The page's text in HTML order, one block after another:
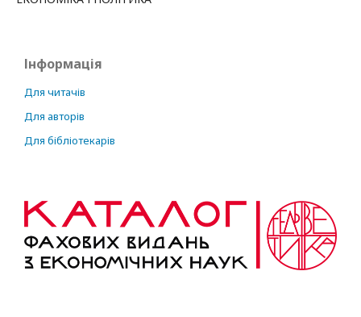
Інформація
Для читачів
Для авторів
Для бібліотекарів